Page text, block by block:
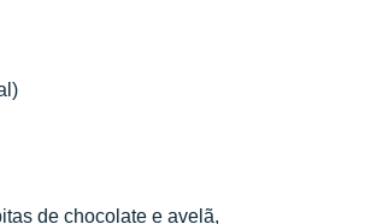
de chocolate e avelã,